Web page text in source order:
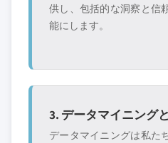
供し、包括的な洞察と信
能にします。
3. データマイニング
データマイニングは私た